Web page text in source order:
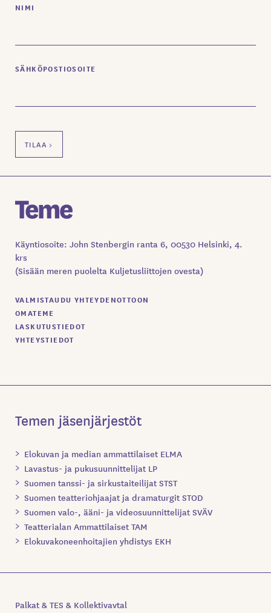
NIMI
SÄHKÖPOSTIOSOITE
Käyntiosoite: John Stenbergin ranta 6, 00530 Helsinki, 4.
krs
(Sisään meren puolelta Kuljetusliittojen ovesta)
VALMISTAUDU YHTEYDENOTTOON
OMATEME
LASKUTUSTIEDOT
YHTEYSTIEDOT
Temen jäsenjärjestöt
Elokuvan ja median ammattilaiset ELMA
Lavastus- ja pukusuunnittelijat LP
Suomen tanssi- ja sirkustaiteilijat STST
Suomen teatteriohjaajat ja dramaturgit STOD
Suomen valo-, ääni- ja videosuunnittelijat SVÄV
Teatterialan Ammattilaiset TAM
Elokuvakoneenhoitajien yhdistys EKH
Palkat & TES & Kollektivavtal